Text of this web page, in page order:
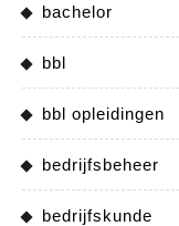
bachelor
bbl
bbl opleidingen
bedrijfsbeheer
bedrijfskunde